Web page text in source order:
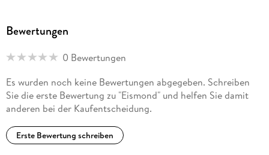
Film-Trilogie (
Tage des letzten Schnees, Das Licht in einem dunklen Haus
Die Stille am Ende der Nacht) erreichte im ZDF mehr als 7
Millionen Zuschauer.
Bei Galiani erschien zuletzt im Herbst 2025 der Roman
Bewertungen
0 Bewertungen
Es wurden noch keine Bewertungen abgegeben. Schreiben
Sie die erste Bewertung zu "Eismond" und helfen Sie damit
anderen bei der Kaufentscheidung.
Erste Bewertung schreiben